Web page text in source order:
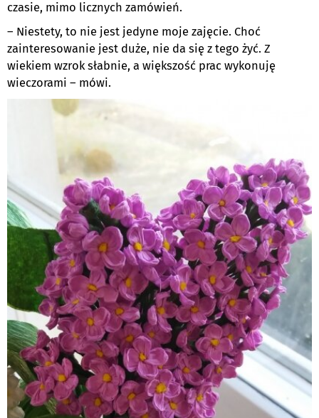
czasie, mimo licznych zamówień.
– Niestety, to nie jest jedyne moje zajęcie. Choć
zainteresowanie jest duże, nie da się z tego żyć. Z
wiekiem wzrok słabnie, a większość prac wykonuję
wieczorami – mówi.